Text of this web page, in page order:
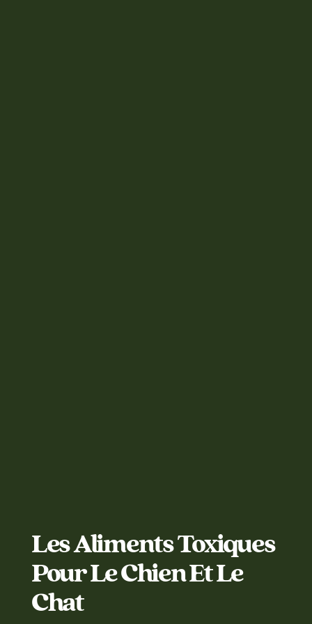
Les Aliments Toxiques
Pour Le Chien Et Le
Chat